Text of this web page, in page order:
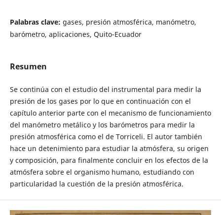
Palabras clave: gases, presión atmosférica, manómetro,
barómetro, aplicaciones, Quito-Ecuador
Resumen
Se continúa con el estudio del instrumental para medir la
presión de los gases por lo que en continuación con el
capítulo anterior parte con el mecanismo de funcionamiento
del manómetro metálico y los barómetros para medir la
presión atmosférica como el de Torriceli. El autor también
hace un detenimiento para estudiar la atmósfera, su origen
y composición, para finalmente concluir en los efectos de la
atmósfera sobre el organismo humano, estudiando con
particularidad la cuestión de la presión atmosférica.